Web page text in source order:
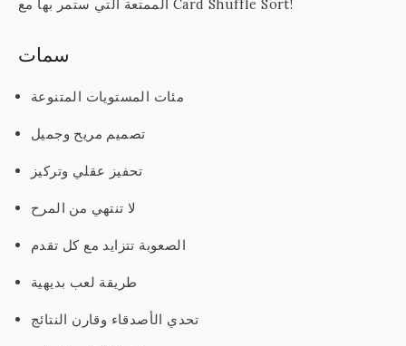
الممتعة التي ستمر بها مع Card Shuffle Sort!
سمات
مئات المستويات المتنوعة
تصميم مريح وجميل
تحفيز عقلي وتركيز
لا تنتهي من المرح
الصعوبة تتزايد مع كل تقدم
طريقة لعب بديهية
تحدي الأصدقاء وقارن النتائج